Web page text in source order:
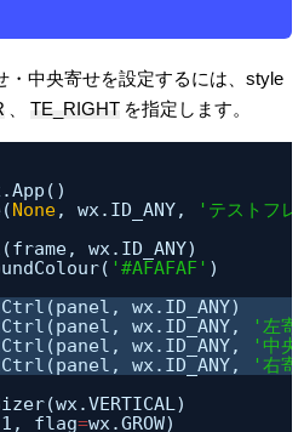
・中央寄せを設定するには、style
TE_RIGHT を指定します。
None, wx.ID_ANY,
'テストフ
wx.ID_ANY)
'#AFAFAF' )
wx.ID_ANY)
wx.ID_ANY,
'左
wx.ID_ANY,
'中
wx.ID_ANY,
'右
flag=wx.GROW)